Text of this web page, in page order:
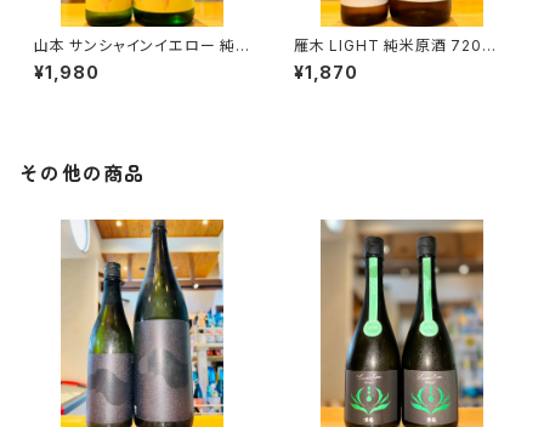
山本 サンシャインイエロー 純
米吟醸 720ml１本（山本酒造・
秋田県山本郡八峰町）
¥1,980
雁木 LIGHT 純米原酒 720ml
１本（八百新酒造・山口県岩国市
今津町）
¥1,870
その他の商品